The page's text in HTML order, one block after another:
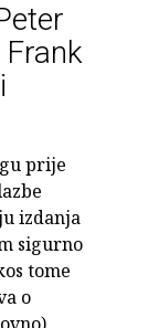
prije
izdanja
sigurno
tome
o